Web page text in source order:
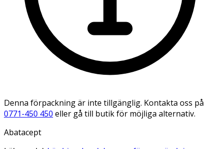
Denna förpackning är inte tillgänglig. Kontakta oss på
0771-450 450 eller gå till butik för möjliga alternativ.
Abatacept